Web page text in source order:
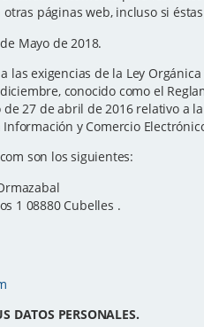
páginas web, incluso si
Mayo de 2018.
las exigencias de la Ley
conocido como el
27 de abril de 2016 relativo a
y Comercio Electrónico
son los siguientes:
1 08880 Cubelles .
DATOS PERSONALES.